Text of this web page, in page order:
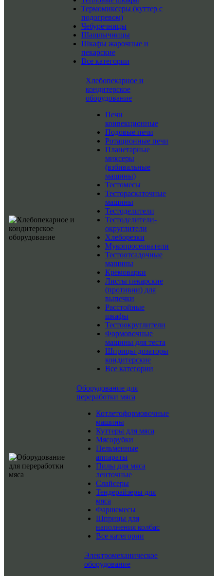
Термомиксеры (куттер с
подогревом)
Чебуречницы
Шашлычницы
Шкафы жарочные и
пекарские
Все категории
Хлебопекарное и
кондитерское
оборудование
Печи
конвекционные
Подовые печи
Ротационные печи
Планетарные
миксеры
(взбивальные
машины)
Тестомесы
Тестораскаточные
машины
Тестоделители
Тестоделители-
округлители
Хлеборезки
Мукопросеиватели
Тестоотсадочные
машины
Кремоварки
Листы пекарские
(противни) для
выпечки
Расстойные
шкафы
Тестоокруглители
Формовочные
машины для теста
Шприцы-дозаторы
кондитерские
Все категории
Оборудование для
переработки мяса
Котлетоформовочные
машины
Куттеры для мяса
Мясорубки
Пельменные
аппараты
Пилы для мяса
ленточные
Слайсеры
Тендерайзеры для
мяса
Фаршемесы
Шприцы для
наполнения колбас
Все категории
Электромеханическое
оборудование